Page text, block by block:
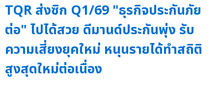
TQR ส่งซิก Q1/69 "ธุรกิจประกันภัย
ต่อ" ไปได้สวย ดีมานด์ประกันพุ่ง รับ
ความเสี่ยงยุคใหม่ หนุนรายได้ทำสถิติ
สูงสุดใหม่ต่อเนื่อง